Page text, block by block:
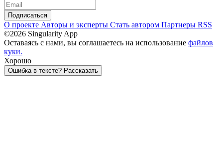
Подписаться
О проекте Авторы и эксперты Стать автором Партнеры RSS
©2026 Singularity App
Оставаясь с нами, вы соглашаетесь на использование файлов
куки.
Хорошо
Ошибка в тексте? Рассказать